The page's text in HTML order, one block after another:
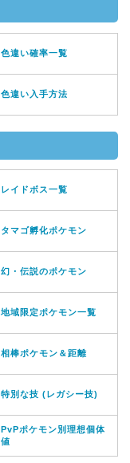
色違い確率一覧
色違い入手方法
レイドボス一覧
タマゴ孵化ポケモン
幻・伝説のポケモン
地域限定ポケモン一覧
相棒ポケモン＆距離
特別な技 (レガシー技)
PvPポケモン別理想個体
値